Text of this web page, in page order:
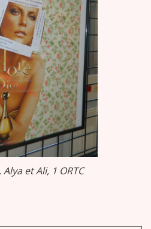
et Ali, 1 ORTC